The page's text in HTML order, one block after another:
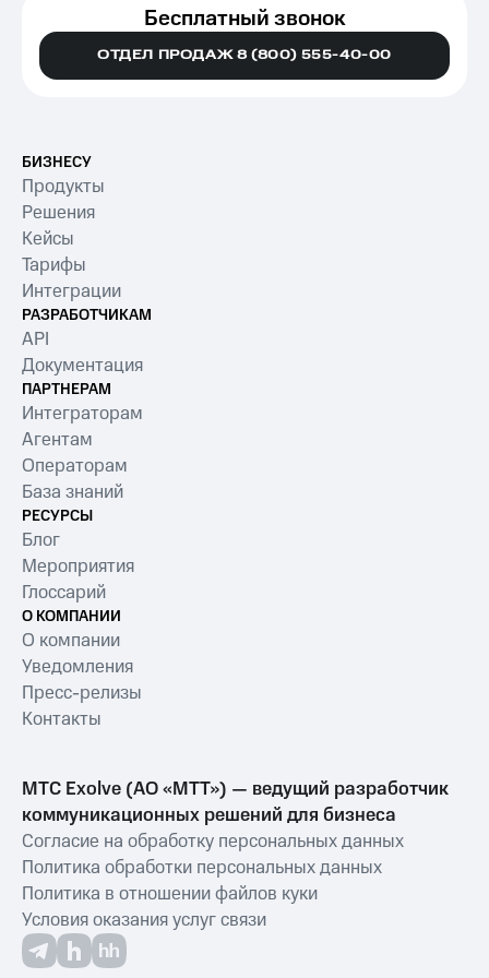
технология определяет, кто
говорит: клиент, оператор или
робот
нейтральные интонации
Выявление ключевых тем —
обращения категорируются,
например, «Проблемы с оплатой»,
«Доставка»
Поиск значимых фраз, например,
Долю нерешённых вопросов
Эмоциональную окраску диалогов
вовлечённость, вежливость
нарушение регламента
позитивные/негативные
комментарии
Подробнее о речевой аналитике
Бесплатный звонок
ОТДЕЛ ПРОДАЖ 8 (800) 555-40-00
БИЗНЕСУ
Продукты
Решения
Кейсы
Тарифы
Интеграции
РАЗРАБОТЧИКАМ
API
Документация
ПАРТНЕРАМ
Интеграторам
Агентам
Операторам
База знаний
РЕСУРСЫ
Блог
Мероприятия
Глоссарий
О КОМПАНИИ
О компании
Уведомления
Пресс-релизы
Контакты
МТС Exolve (АО «МТТ») — ведущий разработчик
коммуникационных решений для бизнеса
Согласие на обработку персональных данных
Политика обработки персональных данных
Политика в отношении файлов куки
Условия оказания услуг связи